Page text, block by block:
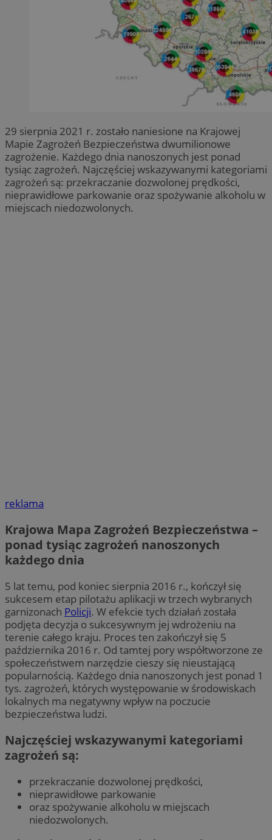
29 sierpnia 2021 r. zostało naniesione na Krajowej
Mapie Zagrożeń Bezpieczeństwa dwumilionowe
zagrożenie. Każdego dnia nanoszonych jest ponad
tysiąc zagrożeń. Najczęściej wskazywanymi kategoriami
zagrożeń są: przekraczanie dozwolonej prędkości,
nieprawidłowe parkowanie oraz spożywanie alkoholu w
miejscach niedozwolonych.
reklama
Krajowa Mapa Zagrożeń Bezpieczeństwa –
ponad tysiąc zagrożeń nanoszonych
każdego dnia
5 lat temu, pod koniec sierpnia 2016 r., kończył się
sukcesem etap pilotażu aplikacji w trzech wybranych
garnizonach Policji. W efekcie tych działań została
podjęta decyzja o sukcesywnym jej wdrożeniu na
terenie całego kraju. Proces ten zakończył się 5
października 2016 r. Od tamtej pory współtworzone ze
społeczeństwem narzędzie cieszy się nieustającą
popularnością. Każdego dnia nanoszonych jest ponad 1
tys. zagrożeń, których występowanie w środowiskach
lokalnych ma negatywny wpływ na poczucie
bezpieczeństwa ludzi.
Najczęściej wskazywanymi kategoriami
zagrożeń są:
przekraczanie dozwolonej prędkości,
nieprawidłowe parkowanie
oraz spożywanie alkoholu w miejscach
niedozwolonych.